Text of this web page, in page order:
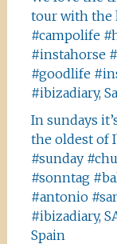
tour with the
#campolife
#instahorse
#goodlife
#ibizadiary,
In sundays
the oldest of
#sunday
#sonntag
#antonio
#ibizadiary,
Spain